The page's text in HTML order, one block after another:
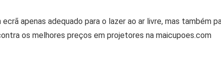
ecrã apenas adequado para o lazer ao ar livre, mas também
os melhores preços em projetores na maicupoes.com